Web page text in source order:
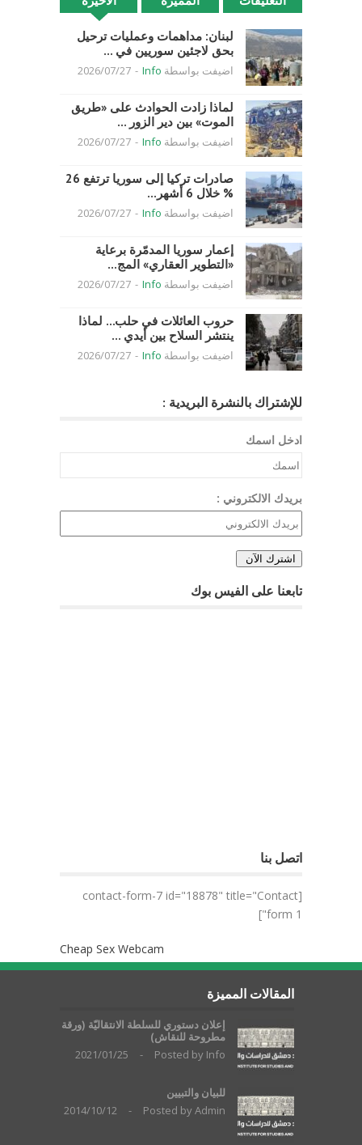
لبنان: مداهمات وعمليات ترحيل
بحق لاجئين سوريين في ...
اضيفت بواسطة Info
-
2026/07/27
لماذا زادت الحوادث على «طريق
الموت» بين دير الزور ...
اضيفت بواسطة Info
-
2026/07/27
صادرات تركيا إلى سوريا ترتفع 26
% خلال 6 أشهر...
اضيفت بواسطة Info
-
2026/07/27
إعمار سوريا المدمّرة برعاية
«التطوير العقاري» المج...
اضيفت بواسطة Info
-
2026/07/27
حروب العائلات في حلب… لماذا
ينتشر السلاح بين أيدي ...
اضيفت بواسطة Info
-
2026/07/27
للإشتراك بالنشرة البريدية :
ادخل اسمك
بريدك الالكتروني :
تابعنا على الفيس بوك
اتصل بنا
[contact-form-7 id="18878" title="Contact
form 1"]
Cheap Sex Webcam
المقالات المميزة
إعلان دستوري للسلطة الانتقاليّة (ورقة
مطروحة للنقاش)
Posted by Info
-
2021/01/25
للبيان والتبيين
Posted byAdmin
-
2014/10/12